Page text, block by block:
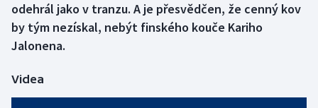
Florbal
Futsal
Golf
odehrál jako v tranzu. A je přesvědčen, že cenný kov
by tým nezískal, nebýt finského kouče Kariho
Jalonena.
Videa